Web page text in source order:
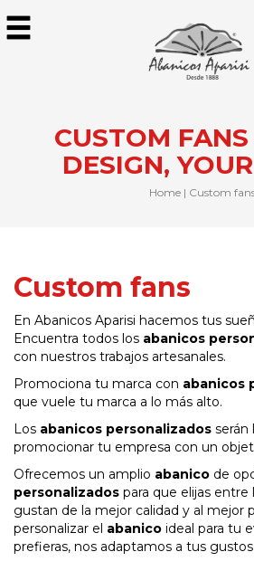
CUSTOM FANS
DESIGN,
Home | Custom
Custom fans
En Abanicos Aparisi hacemos tus
Encuentra todos los abanicos
con nuestros trabajos artesanales.
Promociona tu marca con abanicos
que vuele tu marca a lo más alto.
Los abanicos personalizados serán
promocionar tu empresa con un
Ofrecemos un amplio abanico de
personalizados para que elijas
gustan de la mejor calidad y al mejor
personalizar el abanico ideal para tu
prefieras, nos adaptamos a tus